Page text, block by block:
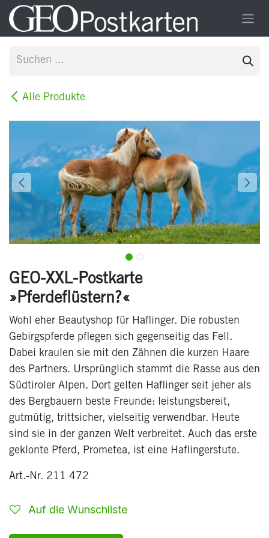
Zum Inhalt springen
Alle Produkte
GEO-XXL-Postkarte
»Pferdeflüstern?«
Wohl eher Beautyshop für Haflinger. Die robusten
Gebirgspferde pflegen sich gegenseitig das Fell.
Dabei kraulen sie mit den Zähnen die kurzen Haare
des Partners. Ursprünglich stammt die Rasse aus den
Südtiroler Alpen. Dort gelten Haflinger seit jeher als
des Bergbauern beste Freunde: leistungsbereit,
gutmütig, trittsicher, vielseitig verwendbar. Heute
sind sie in der ganzen Welt verbreitet. Auch das erste
geklonte Pferd, Prometea, ist eine Haflingerstute.
Art.-Nr. 211 472
Auf die Wunschliste